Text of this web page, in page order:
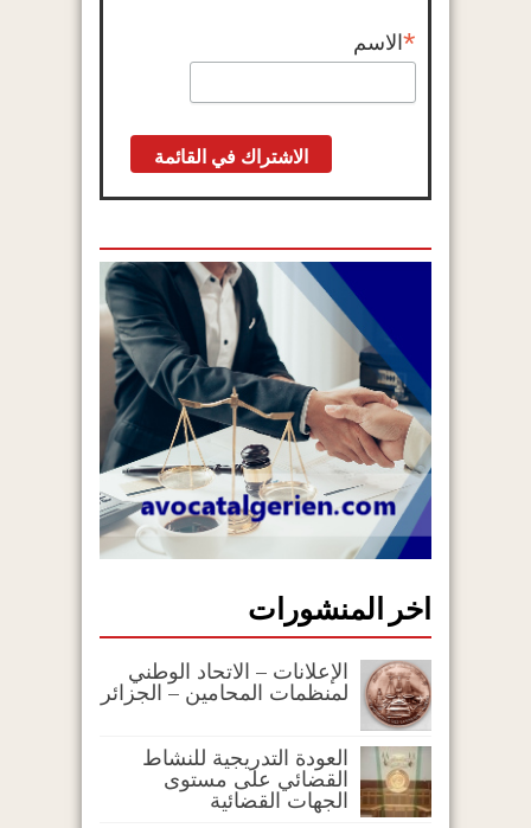
*الاسم
اخر المنشورات
الإعلانات – الاتحاد الوطني
لمنظمات المحامين – الجزائر
العودة التدريجية للنشاط
القضائي على مستوى
الجهات القضائية